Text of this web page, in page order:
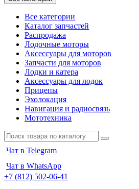
Все категории
Каталог запчастей
Распродажа
Лодочные моторы
Аксессуары для моторов
Запчасти для моторов
Лодки и катера
Аксессуары для лодок
Прицепы
Эхолокация
Навигация и радиосвязь
Мототехника
Чат в Telegram
Чат в WhatsApp
+7 (812) 502-06-41